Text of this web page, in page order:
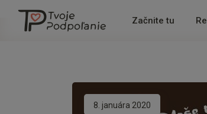
Začnite tu
8. januára 2020